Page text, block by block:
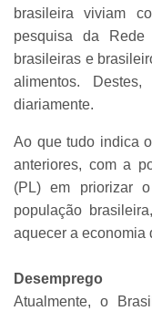
brasileira viviam
pesquisa da
brasileiras e
alimentos.
diariamente.
Ao que tudo indica
anteriores, com a
(PL) em priorizar
população
aquecer a economia
Desemprego
Atualmente, o